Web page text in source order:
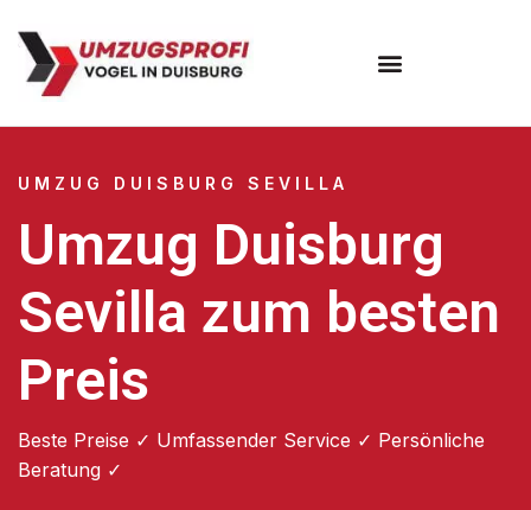
UMZUG DUISBURG SEVILLA
Umzug Duisburg
Sevilla zum besten
Preis
Beste Preise ✓ Umfassender Service ✓ Persönliche
Beratung ✓